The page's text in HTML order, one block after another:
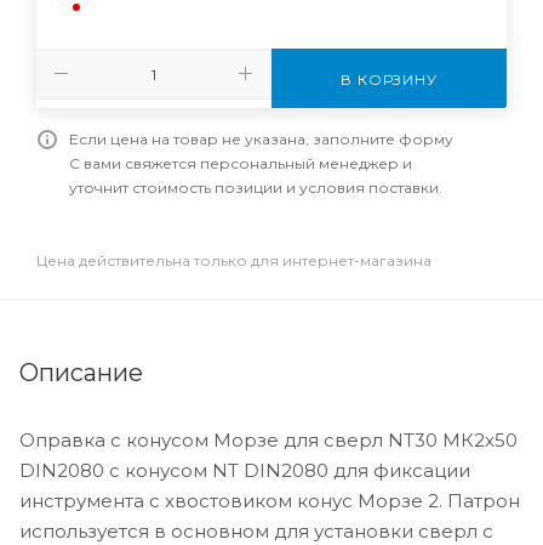
В КОРЗИНУ
Если цена на товар не указана, заполните форму
С вами свяжется персональный менеджер и
уточнит стоимость позиции и условия поставки.
Цена действительна только для интернет-магазина
Описание
Оправка с конусом Морзе для сверл NT30 МК2x50
DIN2080 c конусом NT DIN2080 для фиксации
инструмента с хвостовиком конус Морзе 2. Патрон
используется в основном для установки сверл с